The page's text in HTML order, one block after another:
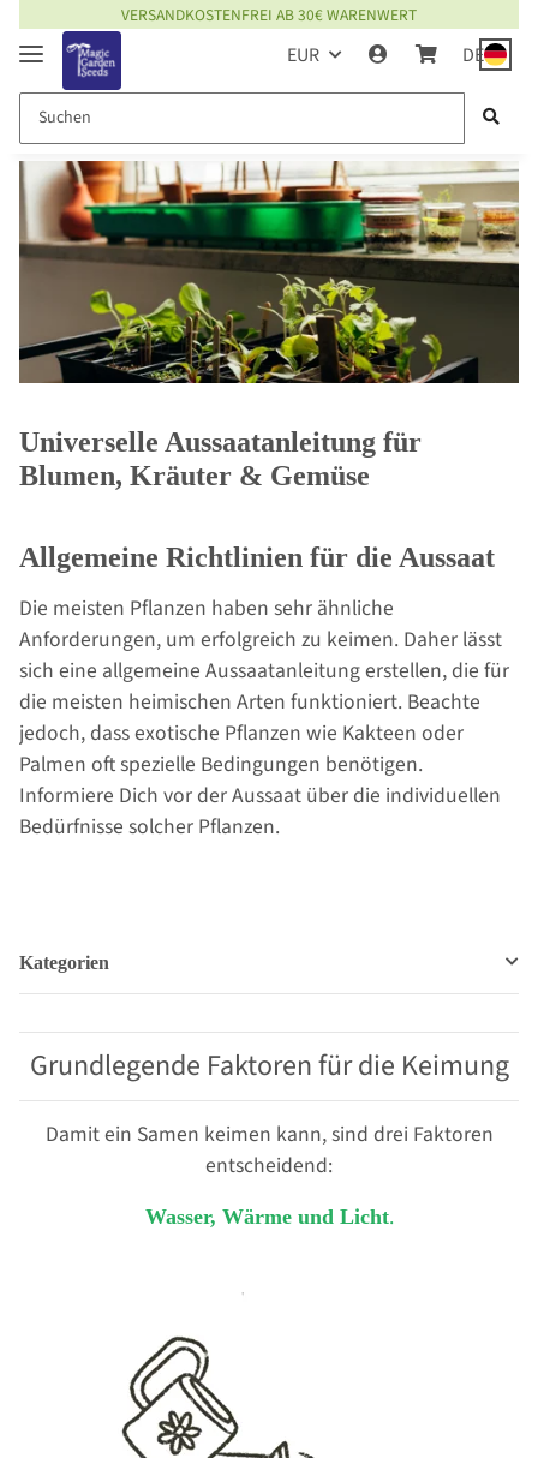
VERSANDKOSTENFREI AB 30€ WARENWERT
EUR DE
Universelle Aussaatanleitung für
Blumen, Kräuter & Gemüse
Allgemeine Richtlinien für die Aussaat
Die meisten Pflanzen haben sehr ähnliche
Anforderungen, um erfolgreich zu keimen. Daher lässt
sich eine allgemeine Aussaatanleitung erstellen, die für
die meisten heimischen Arten funktioniert. Beachte
jedoch, dass exotische Pflanzen wie Kakteen oder
Palmen oft spezielle Bedingungen benötigen.
Informiere Dich vor der Aussaat über die individuellen
Bedürfnisse solcher Pflanzen.
Kategorien
Grundlegende Faktoren für die Keimung
Damit ein Samen keimen kann, sind drei Faktoren
entscheidend:
Wasser, Wärme und Licht.